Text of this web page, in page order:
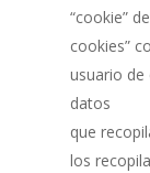
“cookie”
cookies”
usuario de
datos
que
los